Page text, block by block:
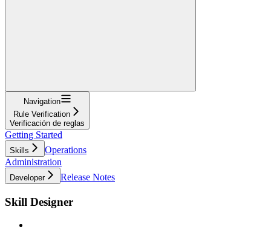
Navigation
Rule Verification
Verificación de reglas
Getting Started
Skills
Operations
Administration
Developer Release Notes
Skill Designer